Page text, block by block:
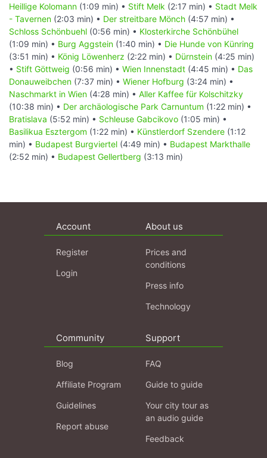
Heillige Kolomann (1:09 min) • Stift Melk (2:17 min) • Stadt Melk
- Tavernen (2:03 min) • Der streitbare Mönch (4:57 min) •
Schloss Schönbuehl (0:56 min) • Klosterkirche Schönbühel
(1:09 min) • Burg Aggstein (1:40 min) • Die Hunde von Künring
(3:51 min) • König Löwenherz (2:22 min) • Dürnstein (4:25 min)
• Stift Göttweig (0:56 min) • Wien Innenstadt (4:45 min) • Das
Donauweibchen (7:37 min) • Wiener Hofburg (3:24 min) •
Naschmarkt in Wien (4:28 min) • Aller Kaffee für Kolschitzky
(10:38 min) • Der archäologische Park Carnuntum (1:22 min) •
Bratislava (5:52 min) • Schleuse Gabcikovo (1:05 min) •
Basilikua Esztergom (1:22 min) • Künstlerdorf Szendere (1:12
min) • Budapest Burgviertel (4:49 min) • Budapest Markthalle
(2:52 min) • Budapest Gellertberg (3:13 min)
Account
Register
Login
About us
Prices and
conditions
Press info
Technology
Community
Blog
Affiliate Program
Guidelines
Report abuse
Support
FAQ
Guide to guide
Your city tour as
an audio guide
Feedback